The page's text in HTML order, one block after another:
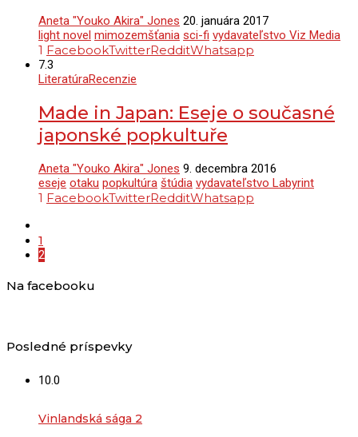
Aneta "Youko Akira" Jones 20. januára 2017
light novel mimozemšťania sci-fi vydavateľstvo Viz Media
1 FacebookTwitterRedditWhatsapp
7.3
LiteratúraRecenzie
Made in Japan: Eseje o současné
japonské popkultuře
Aneta "Youko Akira" Jones 9. decembra 2016
eseje otaku popkultúra štúdia vydavateľstvo Labyrint
1 FacebookTwitterRedditWhatsapp
1
2
Na facebooku
Posledné príspevky
10.0
Vinlandská sága 2